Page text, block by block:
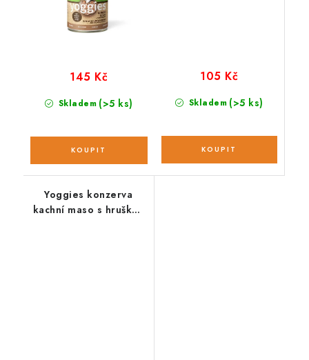
Skladem (>5 ks)
145 Kč
Skladem (>5 ks)
105 Kč
Yoggies konzerva
kachní maso s hruškou